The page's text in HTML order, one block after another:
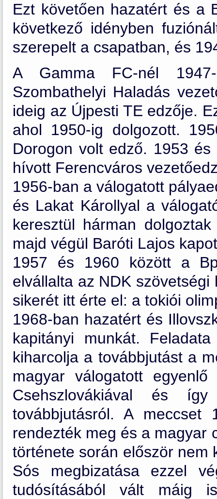
Ezt követően hazatért és a
következő idényben
szerepelt a csapatban, és
A Gamma FC-nél
Szombathelyi Haladás
ideig az Újpesti TE edzője.
ahol 1950-ig dolgozott.
Dorogon volt edző. 1953
hívott Ferencváros
1956-ban a válogatott
és Lakat Károllyal a
keresztül hárman
majd végül Baróti Lajos
1957 és 1960 között a
elvállalta az NDK
sikerét itt érte el: a tokiói
1968-ban hazatért és
kapitányi munkát.
kiharcolja a továbbjutást a
magyar válogatott
Csehszlovákiával és
továbbjutásról. A meccset
rendezték meg és a magyar
története során először nem
Sós megbizatása ezzel
tudósításából vált máig